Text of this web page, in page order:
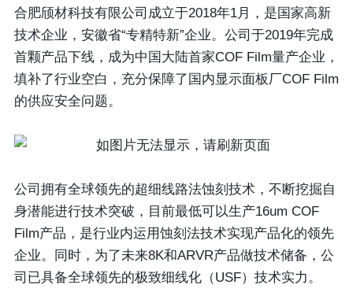
合肥颀材科技有限公司成立于2018年1月，是国家高新
技术企业，安徽省“专精特新”企业。公司于2019年完成
首颗产品下线，成为中国大陆首家COF Film量产企业，
填补了行业空白，充分保障了国内显示面板厂COF Film
的供应安全问题。
公司拥有全球领先的超细线路法蚀刻技术，不断挖掘自
身潜能进行技术突破，目前最低可以生产16um COF
Film产品，是行业内运用蚀刻法技术实现产品化的领先
企业。同时，为了未来8K和ARVR产品做技术储备，公
司已具备全球领先的极致细线化（USF）技术实力。